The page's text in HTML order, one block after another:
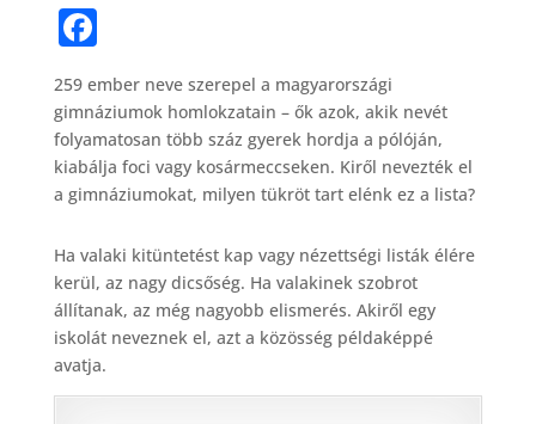
F
a
c
e
b
o
o
k
259 ember neve szerepel a magyarországi
gimnáziumok homlokzatain – ők azok, akik nevét
folyamatosan több száz gyerek hordja a pólóján,
kiabálja foci vagy kosármeccseken. Kiről nevezték el
a gimnáziumokat, milyen tükröt tart elénk ez a lista?
Ha valaki kitüntetést kap vagy nézettségi listák élére
kerül, az nagy dicsőség. Ha valakinek szobrot
állítanak, az még nagyobb elismerés. Akiről egy
iskolát neveznek el, azt a közösség példaképpé
avatja.